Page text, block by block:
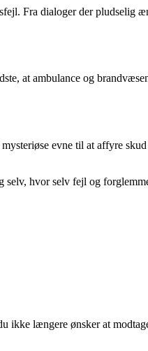
Fra dialoger der pludselig
at ambulance og
evne til at affyre
hvor selv fejl og
ikke længere ønsker at